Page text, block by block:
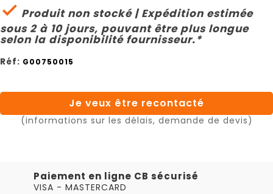
 Produit non stocké | Expédition estimée
sous 2 à 10 jours, pouvant être plus longue
selon la disponibilité fournisseur.*
Réf: G00750015
Je veux être recontacté
(informations sur les délais, demande de devis)
Paiement en ligne CB sécurisé
VISA - MASTERCARD